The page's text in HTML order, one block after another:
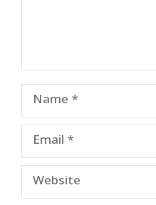
Name
Email
Website